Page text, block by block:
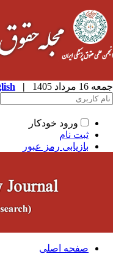
مرداد 1405 |
ورود خودکار
ثبت نام
بازیابی رمز عبور
صفحه اصلی